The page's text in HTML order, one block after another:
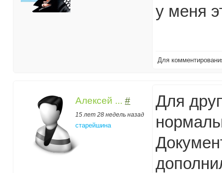
у меня
Для
Алексей ... #
15 лет 28 недель назад
старейшина
Для